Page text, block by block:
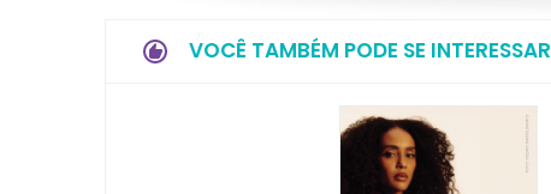
VOCÊ TAMBÉM PODE SE INTERESSAR